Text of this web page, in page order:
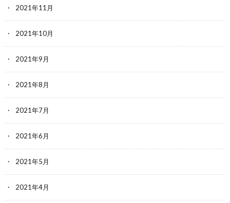
2021年11月
2021年10月
2021年9月
2021年8月
2021年7月
2021年6月
2021年5月
2021年4月